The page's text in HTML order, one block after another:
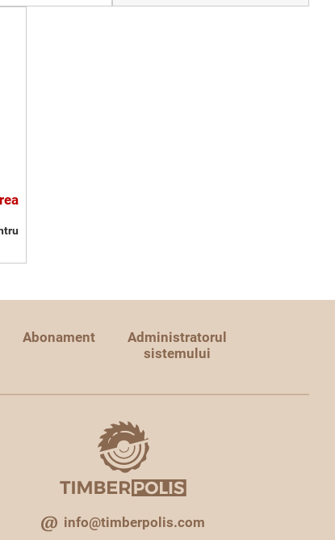
Abonament
Administratorul
sistemului
info@timberpolis.com